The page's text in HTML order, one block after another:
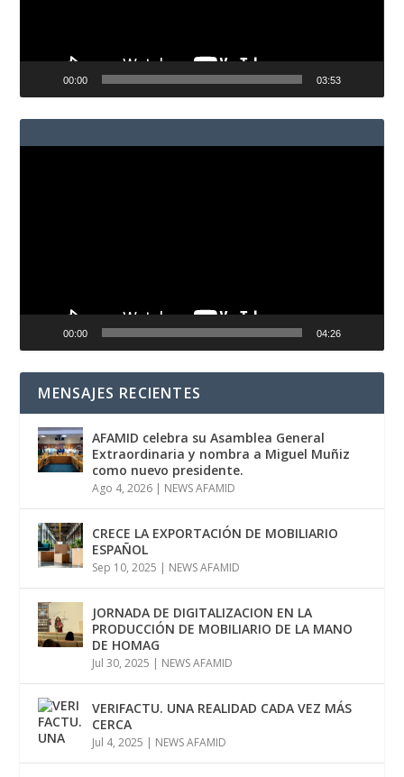
00:00 03:53
00:00 04:26
MENSAJES RECIENTES
AFAMID celebra su Asamblea General
Extraordinaria y nombra a Miguel Muñiz
como nuevo presidente.
Ago 4, 2026 | NEWS AFAMID
CRECE LA EXPORTACIÓN DE MOBILIARIO
ESPAÑOL
Sep 10, 2025 | NEWS AFAMID
JORNADA DE DIGITALIZACION EN LA
PRODUCCIÓN DE MOBILIARIO DE LA MANO
DE HOMAG
Jul 30, 2025 | NEWS AFAMID
VERIFACTU. UNA REALIDAD CADA VEZ MÁS
CERCA
Jul 4, 2025 | NEWS AFAMID